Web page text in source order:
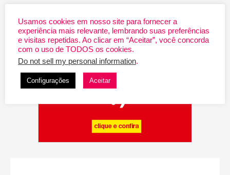
Usamos cookies em nosso site para fornecer a
experiência mais relevante, lembrando suas preferências
e visitas repetidas. Ao clicar em “Aceitar”, você concorda
com o uso de TODOS os cookies.
Do not sell my personal information.
Configurações Aceitar